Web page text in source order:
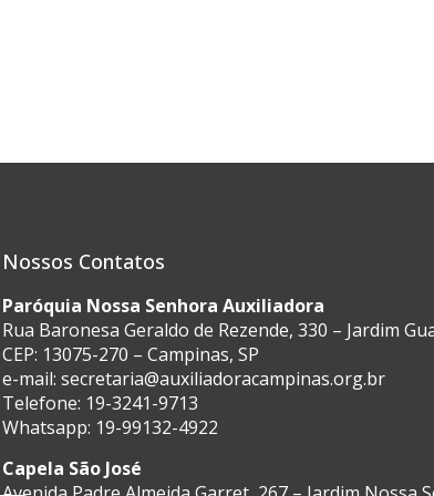
Nossos Contatos
Paróquia Nossa Senhora Auxiliadora
Rua Baronesa Geraldo de Rezende, 330 – Jardim
CEP: 13075-270 – Campinas, SP
e-mail: secretaria@auxiliadoracampinas.org.br
Telefone: 19-3241-9713
Whatsapp: 19-99132-4922
Capela São José